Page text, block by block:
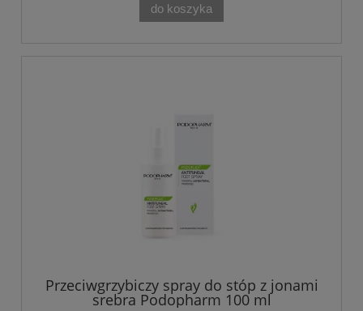
do koszyka
Przeciwgrzybiczy spray do stóp z jonami
srebra Podopharm 100 ml